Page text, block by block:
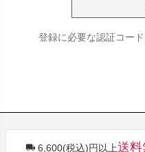
登録に必要な認証コー
6,600(税込)円以上送料